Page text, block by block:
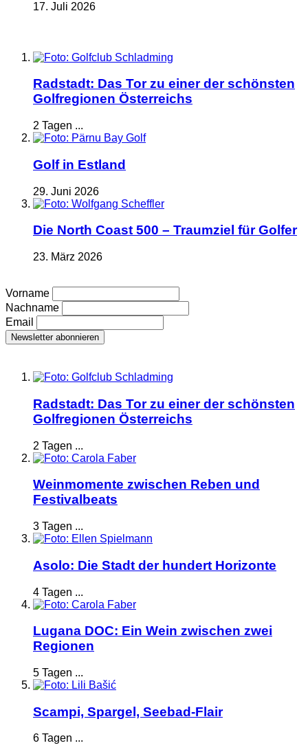
17. Juli 2026
Radstadt: Das Tor zu einer der schönsten
Golfregionen Österreichs
2 Tagen ...
Golf in Estland
29. Juni 2026
Die North Coast 500 – Traumziel für Golfer
23. März 2026
Vorname
Nachname
Email
Radstadt: Das Tor zu einer der schönsten
Golfregionen Österreichs
2 Tagen ...
Weinmomente zwischen Reben und
Festivalbeats
3 Tagen ...
Asolo: Die Stadt der hundert Horizonte
4 Tagen ...
Lugana DOC: Ein Wein zwischen zwei
Regionen
5 Tagen ...
Scampi, Spargel, Seebad-Flair
6 Tagen ...